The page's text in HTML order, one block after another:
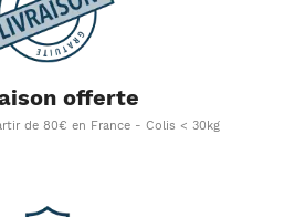
offerte
de 80€ en France - Colis < 30kg